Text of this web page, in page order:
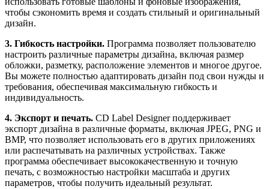
чтобы сэкономить время и создать стильный и оригинальный
дизайн.
3. Гибкость настройки. Программа позволяет пользователю
настроить различные параметры дизайна, включая размер
обложки, разметку, расположение элементов и многое другое.
Вы можете полностью адаптировать дизайн под свои нужды и
требования, обеспечивая максимальную гибкость и
индивидуальность.
4. Экспорт и печать. CD Label Designer поддерживает
экспорт дизайна в различные форматы, включая JPEG, PNG и
BMP, что позволяет использовать его в других приложениях
или распечатывать на различных устройствах. Также
программа обеспечивает высококачественную и точную
печать, с возможностью настройки масштаба и других
параметров, чтобы получить идеальный результат.